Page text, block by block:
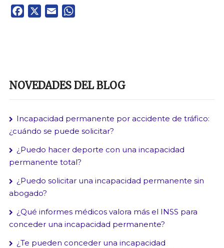
Facebook Email
NOVEDADES DEL BLOG
Incapacidad permanente por accidente de tráfico:
¿cuándo se puede solicitar?
¿Puedo hacer deporte con una incapacidad
permanente total?
¿Puedo solicitar una incapacidad permanente sin
abogado?
¿Qué informes médicos valora más el INSS para
conceder una incapacidad permanente?
¿Te pueden conceder una incapacidad